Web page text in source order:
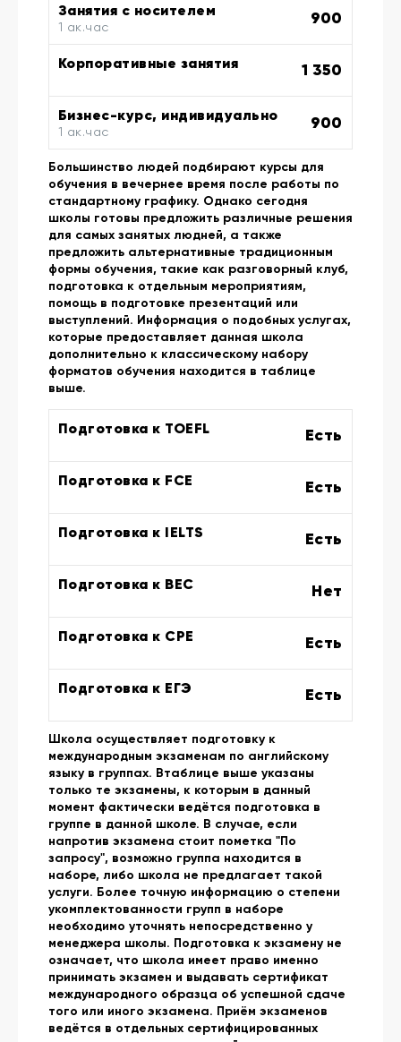
Занятия с носителем
1 ак.час 900
Корпоративные занятия 1 350
Бизнес-курс, индивидуально
1 ак.час 900
Большинство людей подбирают курсы для
обучения в вечернее время после работы по
стандартному графику. Однако сегодня
школы готовы предложить различные решения
для самых занятых людней, а также
предложить альтернативные традиционным
формы обучения, такие как разговорный клуб,
подготовка к отдельным мероприятиям,
помощь в подготовке презентаций или
выступлений. Информация о подобных услугах,
которые предоставляет данная школа
дополнительно к классическому набору
форматов обучения находится в таблице
выше.
Подготовка к TOEFL Есть
Подготовка к FCE Есть
Подготовка к IELTS Есть
Подготовка к BEC Нет
Подготовка к CPE Есть
Подготовка к ЕГЭ Есть
Школа осуществляет подготовку к
международным экзаменам по английскому
языку в группах. Втаблице выше указаны
только те экзамены, к которым в данный
момент фактически ведётся подготовка в
группе в данной школе. В случае, если
напротив экзамена стоит пометка "По
запросу", возможно группа находится в
наборе, либо школа не предлагает такой
услуги. Более точную информацию о степени
укомплектованности групп в наборе
необходимо уточнять непосредственно у
менеджера школы. Подготовка к экзамену не
означает, что школа имеет право именно
принимать экзамен и выдавать сертификат
международного образца об успешной сдаче
того или иного экзамена. Приём экзаменов
ведётся в отдельных сертифицированных